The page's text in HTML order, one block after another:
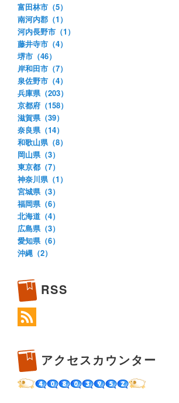
富田林市（5）
南河内郡（1）
河内長野市（1）
藤井寺市（4）
堺市（46）
岸和田市（7）
泉佐野市（4）
兵庫県（203）
京都府（158）
滋賀県（39）
奈良県（14）
和歌山県（8）
岡山県（3）
東京都（7）
神奈川県（1）
宮城県（3）
福岡県（6）
北海道（4）
広島県（3）
愛知県（6）
沖縄（2）
RSS
アクセスカウンター